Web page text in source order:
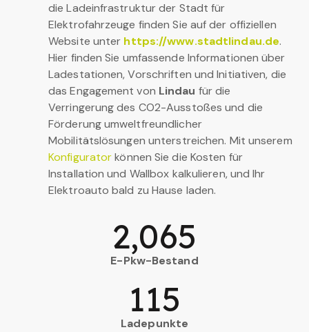
die Ladeinfrastruktur der Stadt für
Elektrofahrzeuge finden Sie auf der offiziellen
Website unter https://www.stadtlindau.de.
Hier finden Sie umfassende Informationen über
Ladestationen, Vorschriften und Initiativen, die
das Engagement von Lindau für die
Verringerung des CO2-Ausstoßes und die
Förderung umweltfreundlicher
Mobilitätslösungen unterstreichen. Mit unserem
Konfiguratorkönnen Sie die Kosten für
Installation und Wallbox kalkulieren, und Ihr
Elektroauto bald zu Hause laden.
E-Pkw-Bestand
2,065
Ladepunkte
115